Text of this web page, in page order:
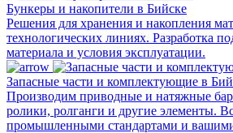
Бункеры и накопители в Бийске
Решения для хранения и накопления
технологических линиях. Разработка
материала и условия эксплуатации.
Запасные части и комплектующие в
Производим приводные и натяжные
ролики, ролганги и другие элементы.
промышленными стандартами и